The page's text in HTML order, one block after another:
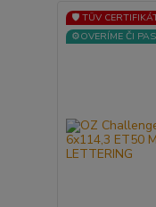
🛡️ TÜV
⚙️OVERÍME ČI